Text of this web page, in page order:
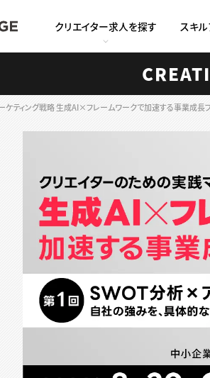
クリエイター求人を探す スキル
ケティング戦略 生成AI×フレームワークで加速する事業成